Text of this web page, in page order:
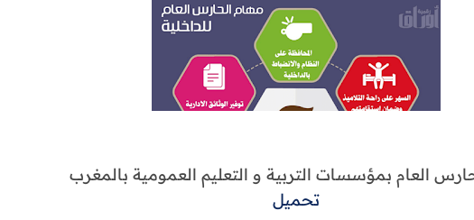
العام بمؤسسات التربية و التعليم العمومية بالمغرب
تحميل